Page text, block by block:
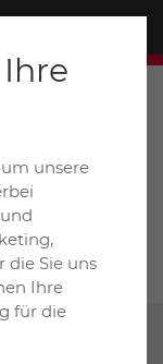
unsere
die Sie uns
Ihre
für die